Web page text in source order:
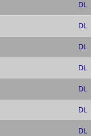
DL
DL
DL
DL
DL
DL
DL